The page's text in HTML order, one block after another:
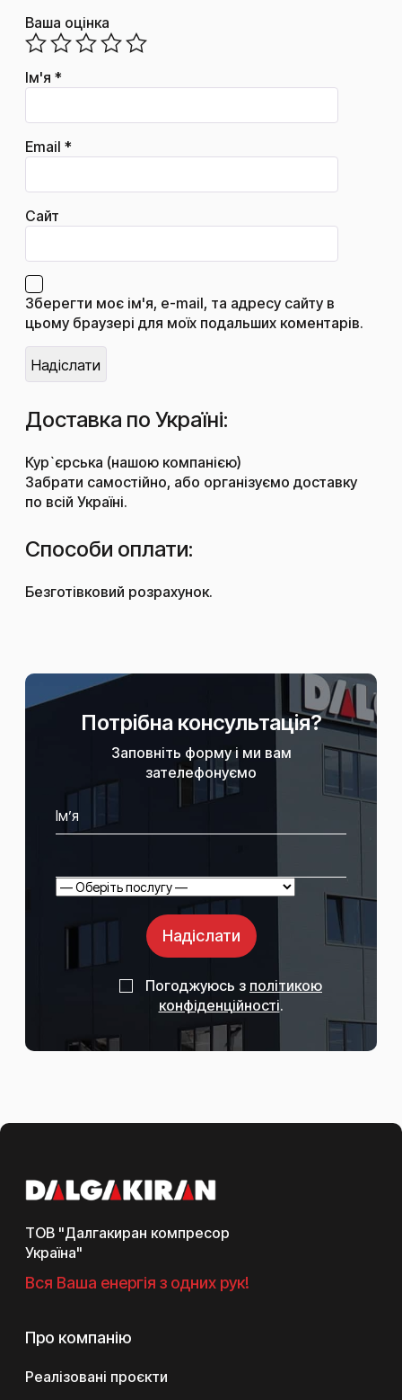
Ваша оцінка
Ім'я *
Email *
Сайт
Зберегти моє ім'я, e-mail, та адресу сайту в
цьому браузері для моїх подальших коментарів.
Доставка по Україні:
Кур`єрська (нашою компанією)
Забрати самостійно, або організуємо доставку
по всій Україні.
Способи оплати:
Безготівковий розрахунок.
Потрібна консультація?
Заповніть форму і ми вам
зателефонуємо
Надіслати
Погоджуюсь з політикою
конфіденційності.
ТОВ "Далгакиран компресор
Україна"
Вся Ваша енергія з одних рук!
Про компанію
Реалізовані проєкти